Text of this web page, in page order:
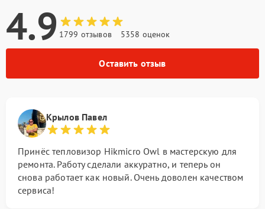
4.9 1799 отзывов 5358 оценок
Оставить отзыв
Крылов Павел
Принёс тепловизор Hikmicro Owl в мастерскую для
ремонта. Работу сделали аккуратно, и теперь он
снова работает как новый. Очень доволен качеством
сервиса!